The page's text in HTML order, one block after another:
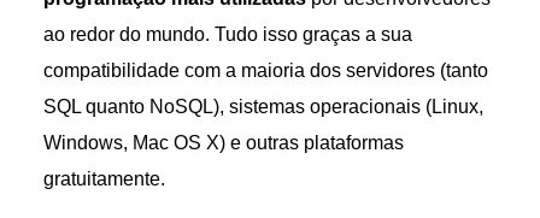
ao redor do mundo. Tudo isso graças a sua
compatibilidade com a maioria dos servidores (tanto
SQL quanto NoSQL), sistemas operacionais (Linux,
Windows, Mac OS X) e outras plataformas
gratuitamente.